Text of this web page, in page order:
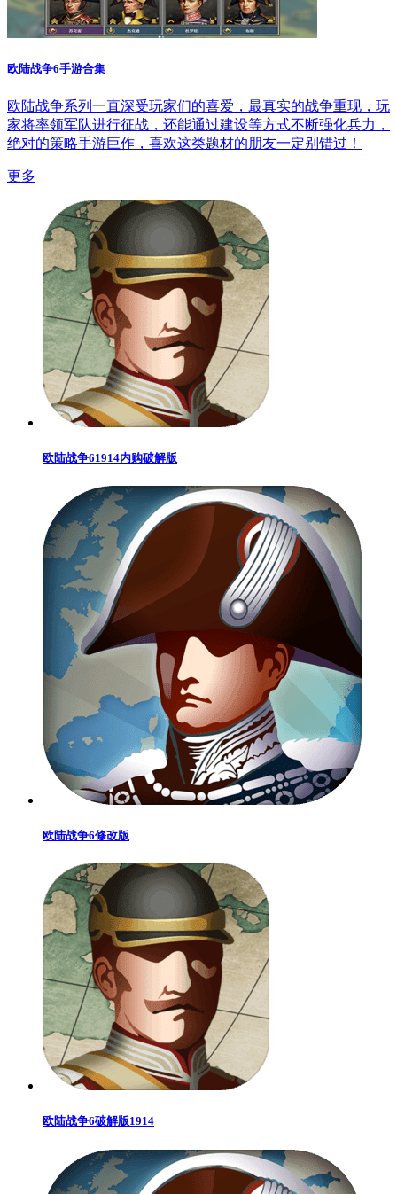
欧陆战争6手游合集
欧陆战争系列一直深受玩家们的喜爱，最真实的战争重现，玩
家将率领军队进行征战，还能通过建设等方式不断强化兵力，
绝对的策略手游巨作，喜欢这类题材的朋友一定别错过！
更多
欧陆战争61914内购破解版
欧陆战争6修改版
欧陆战争6破解版1914